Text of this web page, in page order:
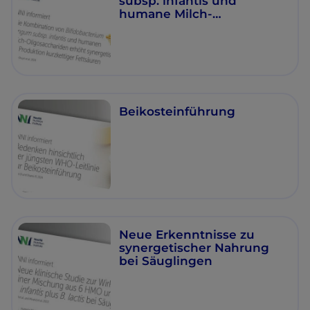
humane Milch-
Beikosteinführung
Neue Erkenntnisse zu
synergetischer Nahrung
bei Säuglingen